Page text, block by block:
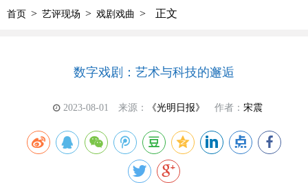
首页 > 艺评现场 > 戏剧戏曲 > 正文
数字戏剧：艺术与科技的邂逅
2023-08-01 来源： 《光明日报》 作者： 宋震